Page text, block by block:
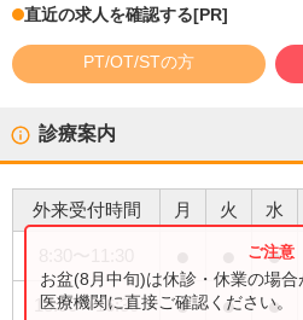
直近の求人を確認する[PR]
PT/OT/STの方
診療案内
外来受付時間 月 火 水
●
13:30〜16:30 ● ● ●
お盆(8月中旬)は休診・休業の場
医療機関に直接ご確認ください。